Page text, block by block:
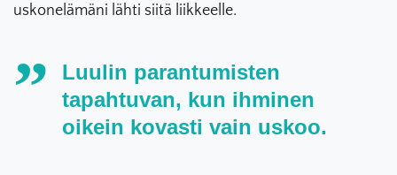
uskonelämäni lähti siitä liikkeelle.
Luulin parantumisten
tapahtuvan, kun ihminen
oikein kovasti vain uskoo.